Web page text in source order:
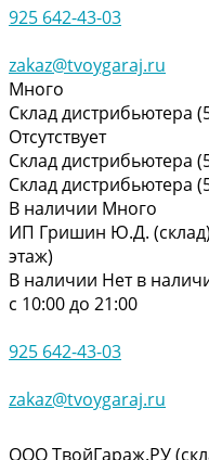
925 642-43-03
zakaz@tvoygaraj.ru
Много
Склад дистрибьютера
Отсутствует
Склад дистрибьютера
Склад дистрибьютера
В наличии Много
ИП Гришин Ю.Д.
этаж)
В наличии Нет в
с 10:00 до 21:00
925 642-43-03
zakaz@tvoygaraj.ru
ООО ТвойГараж.РУ